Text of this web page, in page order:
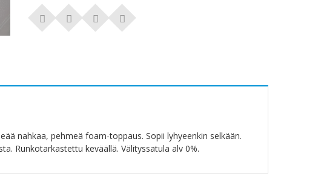
nahkaa, pehmeä foam-toppaus. Sopii lyhyeenkin selkään.
Runkotarkastettu keväällä. Välityssatula alv 0%.